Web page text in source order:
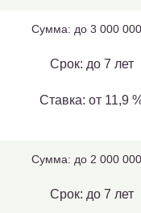
Сумма: до 3 000
Срок: до 7 лет
Ставка: от 11,9
Сумма: до 2 000
Срок: до 7 лет